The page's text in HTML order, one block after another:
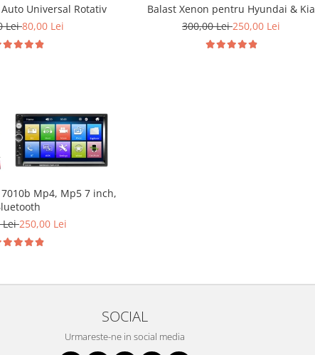
Universal Rotativ
Lei80,00 Lei
Balast Xenon pentru Hyundai & Kia
300,00 Lei250,00 Lei
Mp4, Mp5 7 inch,
Lei250,00 Lei
SOCIAL
Urmareste-ne in social media